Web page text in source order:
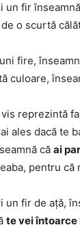
un fir
o scurtă
fire,
culoare,
reprezintă
ales dacă te
că ai
pentru
un fir de ață,
te vei întoarce